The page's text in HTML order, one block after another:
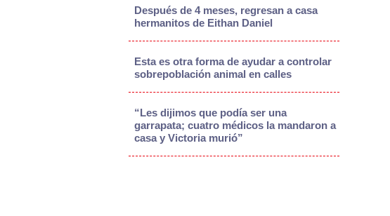
Después de 4 meses, regresan a casa
hermanitos de Eithan Daniel
Esta es otra forma de ayudar a controlar
sobrepoblación animal en calles
“Les dijimos que podía ser una
garrapata; cuatro médicos la mandaron a
casa y Victoria murió”